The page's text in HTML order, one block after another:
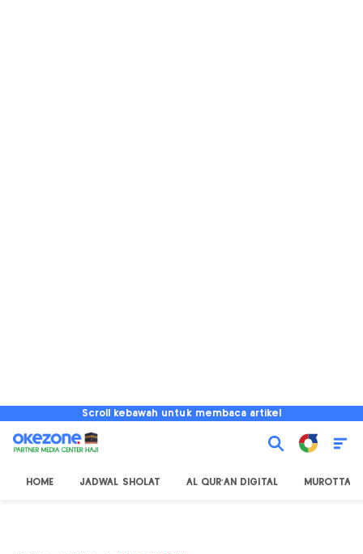
Scroll kebawah untuk membaca artikel
HOME JADWAL SHOLAT AL QUR'AN DIGITAL MUROTTAL